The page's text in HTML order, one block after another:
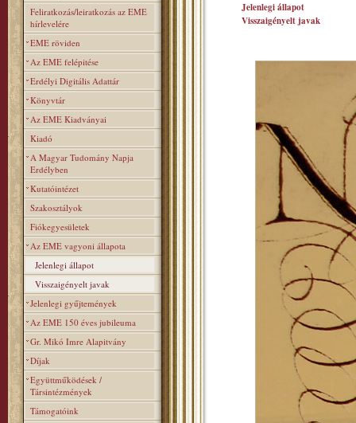
Feliratkozás/leiratkozás az EME
hírlevelére
EME röviden
Az EME felépitése
Erdélyi Digitális Adattár
Könyvtár
Az EME Kiadványai
Kiadó
A Magyar Tudomány Napja
Erdélyben
Kutatóintézet
Szakosztályok
Fiókegyesületek
Az EME vagyoni állapota
Jelenlegi állapot
Visszaigényelt javak
Jelenlegi gyűjtemények
Az EME 150 éves jubileuma
Gr. Mikó Imre Alapitvány
Díjak
Együttműködések /
Társintézmények
Támogatóink
Jelenlegi állapot
Visszaigényelt javak